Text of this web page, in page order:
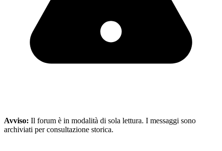
Avviso: Il forum è in modalità di sola lettura. I messaggi sono
archiviati per consultazione storica.